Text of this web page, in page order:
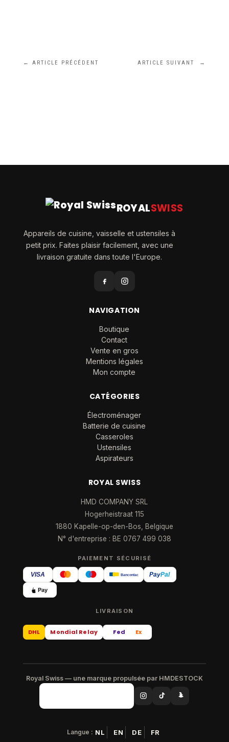
← ARTICLE PRÉCÉDENT ARTICLE SUIVANT →
ROYALSWISS
Appareils de cuisine, vaisselle et ustensiles à
petit prix. Faites plaisir facilement, avec une
livraison gratuite dans toute l'Europe.
NAVIGATION
Boutique
Contact
Vente en gros
Mentions légales
Mon compte
CATÉGORIES
Électroménager
Batterie de cuisine
Casseroles
Ustensiles
Aspirateurs
ROYAL SWISS
HMD COMPANY SRL
Hogerheistraat 115
1880 Kapelle-op-den-Bos, Belgique
N° d'entreprise : BE 0767 499 038
PAIEMENT SÉCURISÉ
VISA Bancontact PayPal
Pay
LIVRAISON
DHL Mondial Relay Fed Ex
Royal Swiss — une marque propulsée par HMDESTOCK
Langue : NL EN DE FR